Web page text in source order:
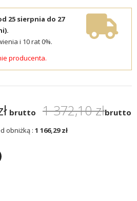
25 sierpnia do 27
i 10 rat 0%.
producenta.
brutto 1 372,10 złbrutto
obniżką : 1 166,29 zł